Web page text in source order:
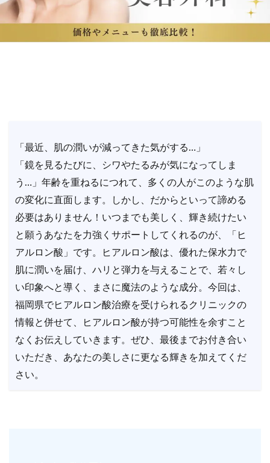
「最近、肌の潤いが減ってきた気がする…」
「鏡を見るたびに、シワやたるみが気になってしま
う…」年齢を重ねるにつれて、多くの人がこのような肌
の変化に直面します。しかし、だからといって諦める
必要はありません！いつまでも美しく、輝き続けたい
と願うあなたを力強くサポートしてくれるのが、「ヒ
アルロン酸」です。ヒアルロン酸は、優れた保水力で
肌に潤いを届け、ハリと弾力を与えることで、若々し
い印象へと導く、まさに魔法のような成分。今回は、
福岡県でヒアルロン酸治療を受けられるクリニックの
情報と併せて、ヒアルロン酸が持つ可能性を余すこと
なくお伝えしていきます。ぜひ、最後までお付き合い
いただき、あなたの美しさに更なる輝きを加えてくだ
さい。